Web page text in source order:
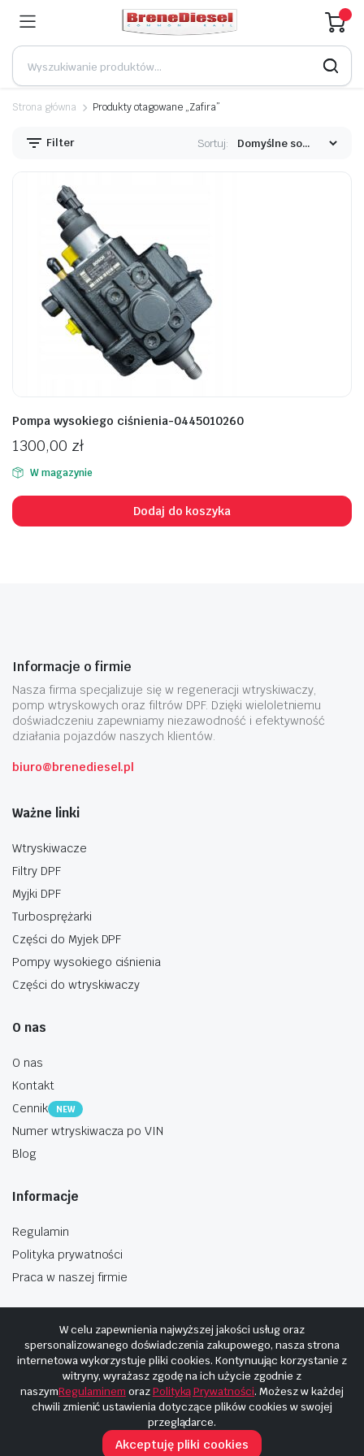
Strona główna Produkty otagowane „Zafira”
Filter Sortuj:
Pompa wysokiego ciśnienia-0445010260
1300,00 zł
W magazynie
Dodaj do koszyka
Informacje o firmie
Nasza firma specjalizuje się w regeneracji wtryskiwaczy,
pomp wtryskowych oraz filtrów DPF. Dzięki wieloletniemu
doświadczeniu zapewniamy niezawodność i efektywność
działania pojazdów naszych klientów.
biuro@brenediesel.pl
Ważne linki
Wtryskiwacze
Filtry DPF
Myjki DPF
Turbosprężarki
Części do Myjek DPF
Pompy wysokiego ciśnienia
Części do wtryskiwaczy
O nas
O nas
Kontakt
Cennik
NEW
Numer wtryskiwacza po VIN
Blog
Informacje
Regulamin
Polityka prywatności
Praca w naszej firmie
Copyright © 2025 Hosting i budowa Cyberplaneta.pl
W celu zapewnienia najwyższej jakości usług oraz
spersonalizowanego doświadczenia zakupowego, nasza strona
internetowa wykorzystuje pliki cookies. Kontynuując korzystanie z
witryny, wyrażasz zgodę na ich użycie zgodnie z
naszymRegulaminem orazPolityką Prywatności. Możesz w każdej
chwili zmienić ustawienia dotyczące plików cookies w swojej
przeglądarce.
Akceptuję pliki cookies